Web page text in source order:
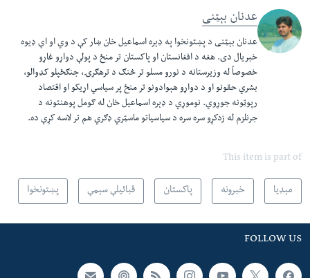
عدنان بېټنی
عدنان بېټنی د پښتونخوا په ډېره اسماعیل خان ښار کې د وي او اې ډیوه
خبریال دی. هغه د افغانستان او پاکستان تر منځ د پولې دواړو غاړو
خصوصاً له وزیرستانه د نورو مسلو تر څنګ د ترهګرۍ، جنګځپلو کډوالو،
بشري حقونو او د دواړو هېوادونو تر منځ پر سیاسي اړیکو او اقتصاد
رپوټونه جوړوي. نوموړي د ډېره اسماعیل خان له ګومل پوهنتونه د
جرنلزم له زدکړو سره سره د سیاسیاتو ماسټري ډګري هم تر لاسه کړې ده.
This item is part of
مېډیا خبرونه پاکستان قبائیلې سېمې پښتونخوا
FOLLOW US